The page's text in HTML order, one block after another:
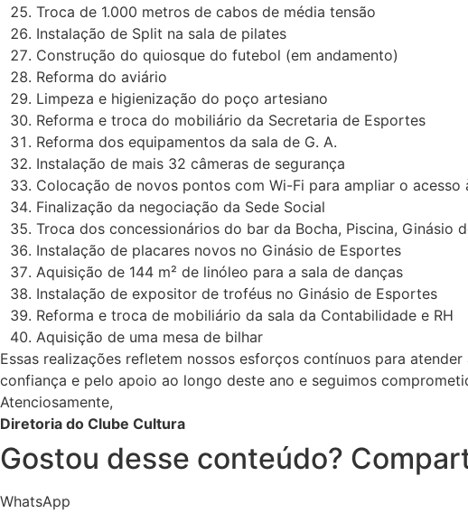
Troca de 1.000 metros de cabos de média tensão
Instalação de Split na sala de pilates
Construção do quiosque do futebol (em andamento)
Reforma do aviário
Limpeza e higienização do poço artesiano
Reforma e troca do mobiliário da Secretaria de Esportes
Reforma dos equipamentos da sala de G. A.
Instalação de mais 32 câmeras de segurança
Colocação de novos pontos com Wi-Fi para ampliar o
Finalização da negociação da Sede Social
Troca dos concessionários do bar da Bocha, Piscina, Ginásio
Instalação de placares novos no Ginásio de Esportes
Aquisição de 144 m² de linóleo para a sala de danças
Instalação de expositor de troféus no Ginásio de Esportes
Reforma e troca de mobiliário da sala da Contabilidade e RH
Aquisição de uma mesa de bilhar
Essas realizações refletem nossos esforços contínuos para
confiança e pelo apoio ao longo deste ano e seguimos
Atenciosamente,
Diretoria do Clube Cultura
Gostou desse conteúdo?
WhatsApp